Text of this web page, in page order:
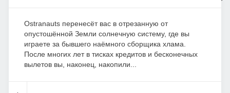
Ostranauts перенесёт вас в отрезанную от
опустошённой Земли солнечную систему, где вы
играете за бывшего наёмного сборщика хлама.
После многих лет в тисках кредитов и бесконечных
вылетов вы, наконец, накопили...